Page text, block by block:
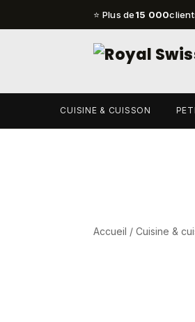
⭐ Plus de15 000
CUISINE & CUISSON
Accueil /Cuisine &